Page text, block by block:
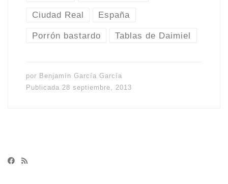
Ciudad Real España
Porrón bastardo Tablas de Daimiel
por Benjamín García García
Publicada 28 septiembre, 2013